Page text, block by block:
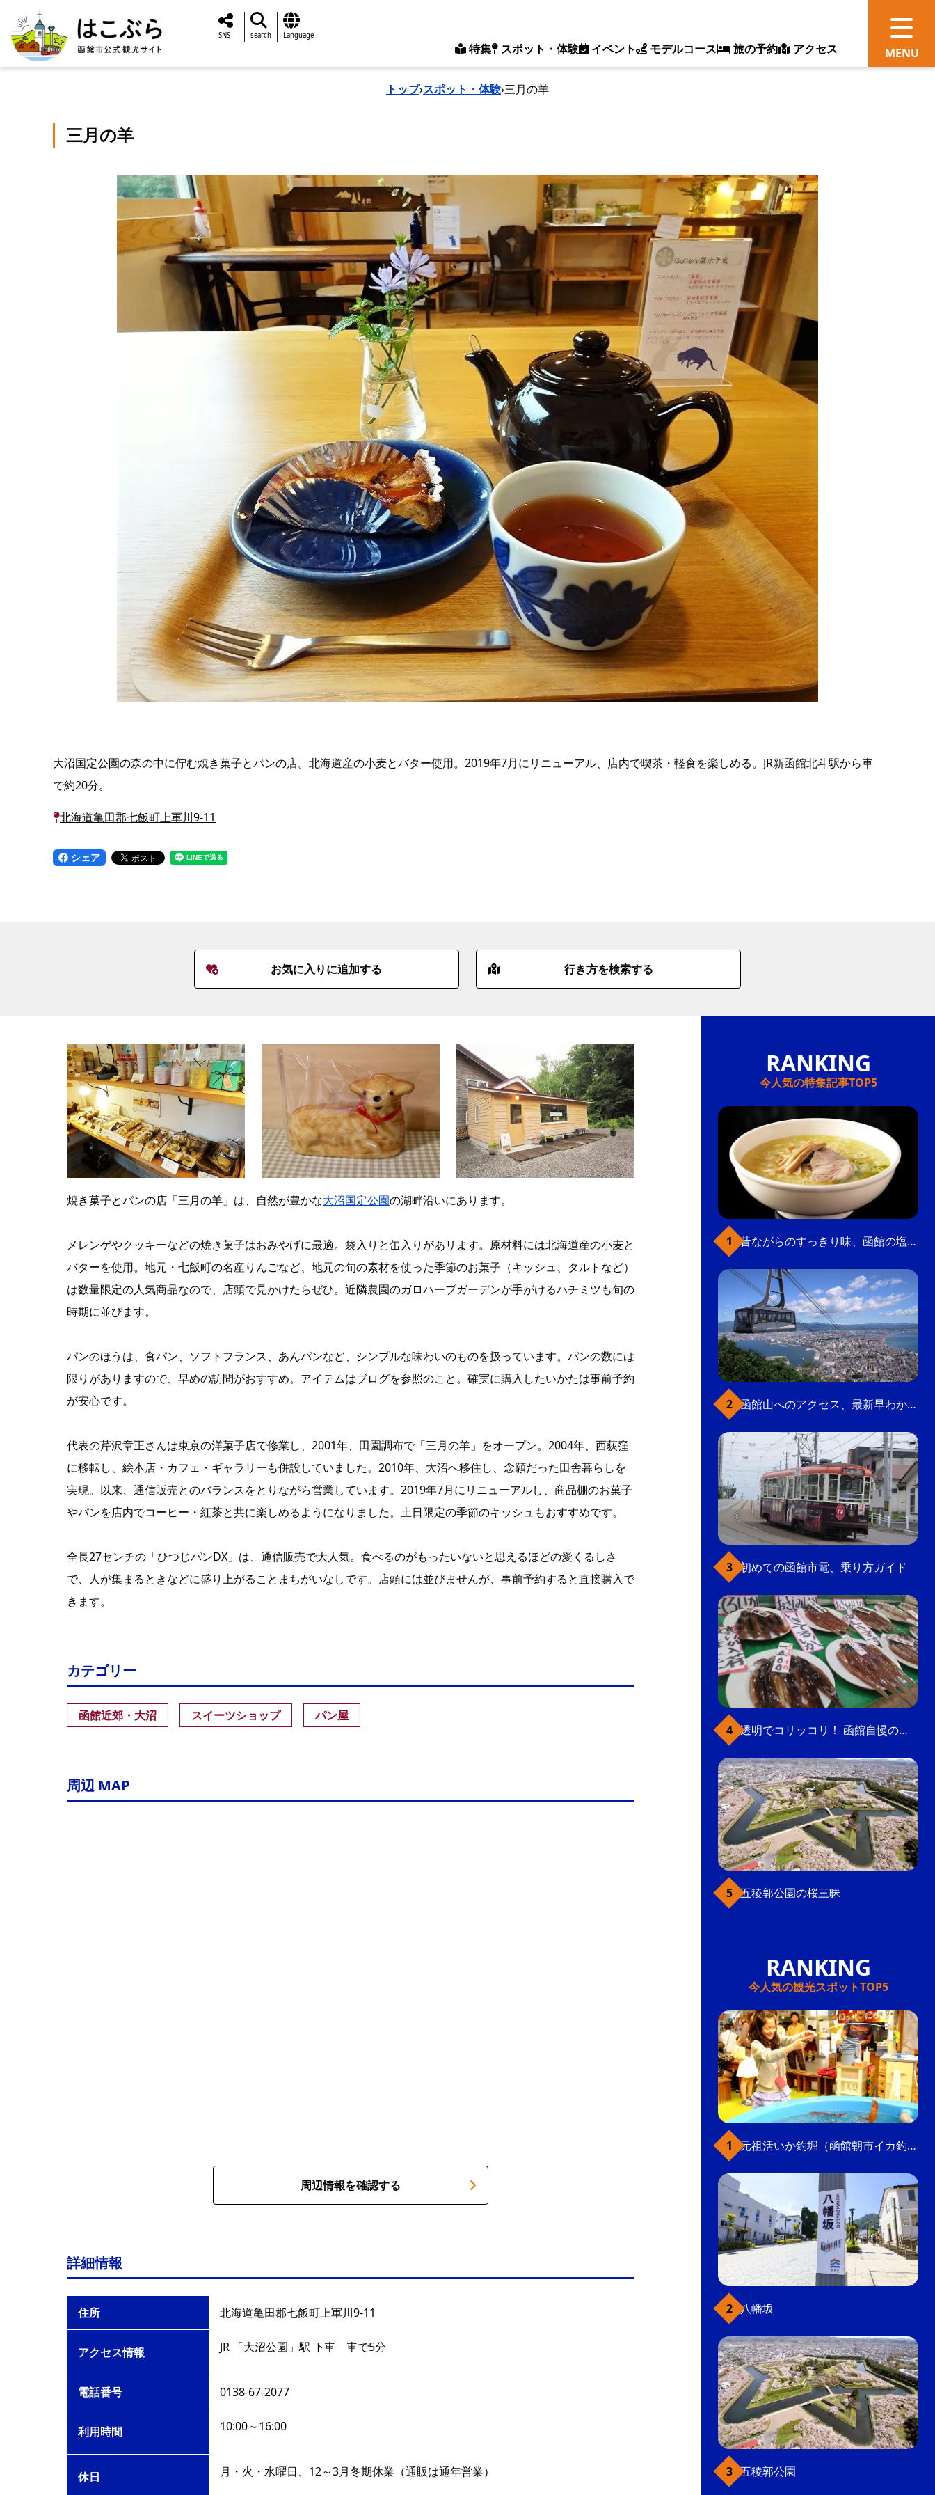
特集 スポット・体験 イベント モデルコース 旅の予約 アクセス
SNS search Language
トップ›スポット・体験›三月の羊
三月の羊
大沼国定公園の森の中に佇む焼き菓子とパンの店。北海道産の小麦とバター使用。2019年7月にリニューアル、店内で喫茶・軽食を楽しめる。JR新函館北斗駅から車
で約20分。
北海道亀田郡七飯町上軍川9-11
シェア
お気に入りに追加する 行き方を検索する
焼き菓子とパンの店「三月の羊」は、自然が豊かな大沼国定公園の湖畔沿いにあります。
メレンゲやクッキーなどの焼き菓子はおみやげに最適。袋入りと缶入りがあリます。原材料には北海道産の小麦と
バターを使用。地元・七飯町の名産りんごなど、地元の旬の素材を使った季節のお菓子（キッシュ、タルトなど）
は数量限定の人気商品なので、店頭で見かけたらぜひ。近隣農園のガロハーブガーデンが手がけるハチミツも旬の
時期に並びます。
パンのほうは、食パン、ソフトフランス、あんパンなど、シンプルな味わいのものを扱っています。パンの数には
限りがありますので、早めの訪問がおすすめ。アイテムはブログを参照のこと。確実に購入したいかたは事前予約
が安心です。
代表の芹沢章正さんは東京の洋菓子店で修業し、2001年、田園調布で「三月の羊」をオープン。2004年、西荻窪
に移転し、絵本店・カフェ・ギャラリーも併設していました。2010年、大沼へ移住し、念願だった田舎暮らしを
実現。以来、通信販売とのバランスをとりながら営業しています。2019年7月にリニューアルし、商品棚のお菓子
やパンを店内でコーヒー・紅茶と共に楽しめるようになりました。土日限定の季節のキッシュもおすすめです。
全長27センチの「ひつじパンDX」は、通信販売で大人気。食べるのがもったいないと思えるほどの愛くるしさ
で、人が集まるときなどに盛り上がることまちがいなしです。店頭には並びませんが、事前予約すると直接購入で
きます。
カテゴリー
函館近郊・大沼 スイーツショップ パン屋
周辺 MAP
周辺情報を確認する
詳細情報
住所 北海道亀田郡七飯町上軍川9-11
アクセス情報 JR 「大沼公園」駅 下車 車で5分
電話番号 0138-67-2077
利用時間 10:00～16:00
休日 月・火・水曜日、12～3月冬期休業（通販は通年営業）
今人気の特集記事TOP5
昔ながらのすっきり味、函館の塩ラーメン
函館山へのアクセス、最新早わかりガイド
初めての函館市電、乗り方ガイド
透明でコリッコリ！ 函館自慢のいかをどうぞ
五稜郭公園の桜三昧
今人気の観光スポットTOP5
元祖活いか釣堀（函館朝市イカ釣り体験）
八幡坂
五稜郭公園